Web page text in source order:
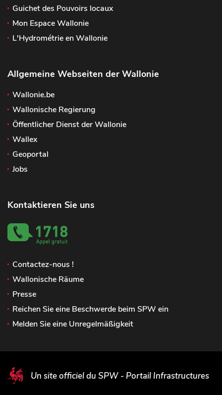
Guichet des Pouvoirs locaux
Mon Espace Wallonie
L'Hydrométrie en Wallonie
Allgemeine Webseiten der Wallonie
Wallonie.be
Wallonische Regierung
Öffentlicher Dienst der Wallonie
Wallex
Geoportal
Jobs
Kontaktieren Sie uns
Contactez-nous !
Wallonische Räume
Presse
Reichen Sie eine Beschwerde beim SPW ein
Melden Sie eine Unregelmäßigkeit
Un site officiel du SPW - Portail Infrastructures